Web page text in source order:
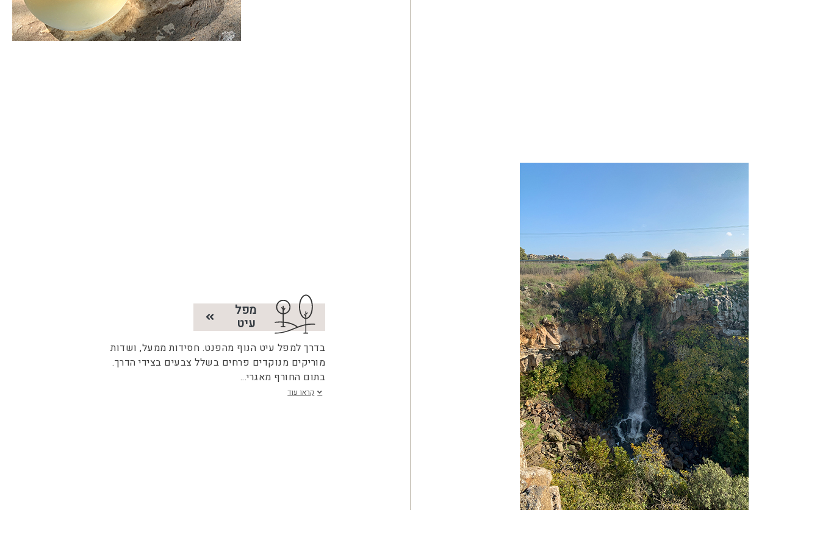
מפל
עיט
בדרך למפל עיט הנוף מהפנט. חסידות ממעל, ושדות
מוריקים מנוקדים פרחים בשלל צבעים בצידי הדרך.
בתום החורף מאגרי...
קראו עוד